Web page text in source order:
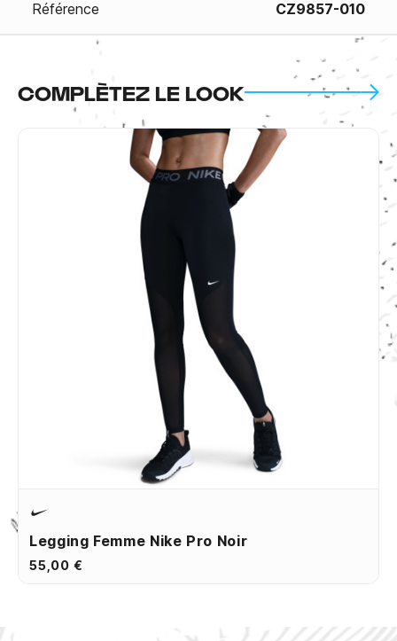
Référence CZ9857-010
COMPLÈTEZ LE LOOK
Legging Femme Nike Pro Noir
55,00 €